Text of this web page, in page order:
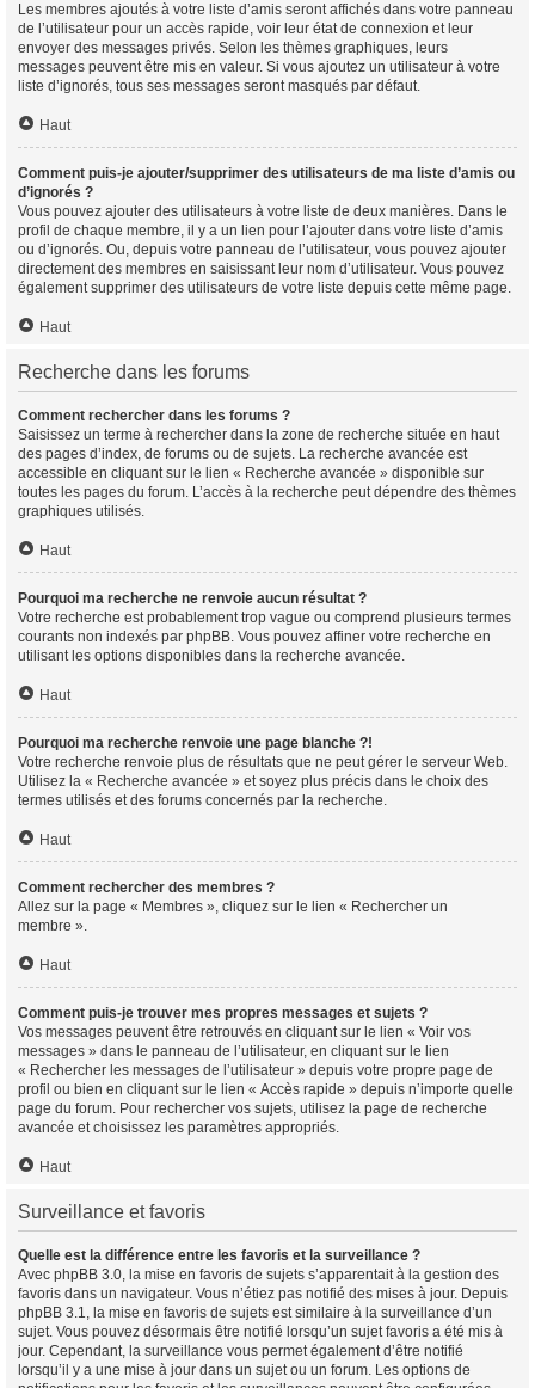
Les membres ajoutés à votre liste d’amis seront affichés dans votre panneau
de l’utilisateur pour un accès rapide, voir leur état de connexion et leur
envoyer des messages privés. Selon les thèmes graphiques, leurs
messages peuvent être mis en valeur. Si vous ajoutez un utilisateur à votre
liste d’ignorés, tous ses messages seront masqués par défaut.
Haut
Comment puis-je ajouter/supprimer des utilisateurs de ma liste d’amis ou
d’ignorés ?
Vous pouvez ajouter des utilisateurs à votre liste de deux manières. Dans le
profil de chaque membre, il y a un lien pour l’ajouter dans votre liste d’amis
ou d’ignorés. Ou, depuis votre panneau de l’utilisateur, vous pouvez ajouter
directement des membres en saisissant leur nom d’utilisateur. Vous pouvez
également supprimer des utilisateurs de votre liste depuis cette même page.
Haut
Recherche dans les forums
Comment rechercher dans les forums ?
Saisissez un terme à rechercher dans la zone de recherche située en haut
des pages d’index, de forums ou de sujets. La recherche avancée est
accessible en cliquant sur le lien « Recherche avancée » disponible sur
toutes les pages du forum. L’accès à la recherche peut dépendre des thèmes
graphiques utilisés.
Haut
Pourquoi ma recherche ne renvoie aucun résultat ?
Votre recherche est probablement trop vague ou comprend plusieurs termes
courants non indexés par phpBB. Vous pouvez affiner votre recherche en
utilisant les options disponibles dans la recherche avancée.
Haut
Pourquoi ma recherche renvoie une page blanche ?!
Votre recherche renvoie plus de résultats que ne peut gérer le serveur Web.
Utilisez la « Recherche avancée » et soyez plus précis dans le choix des
termes utilisés et des forums concernés par la recherche.
Haut
Comment rechercher des membres ?
Allez sur la page « Membres », cliquez sur le lien « Rechercher un
membre ».
Haut
Comment puis-je trouver mes propres messages et sujets ?
Vos messages peuvent être retrouvés en cliquant sur le lien « Voir vos
messages » dans le panneau de l’utilisateur, en cliquant sur le lien
« Rechercher les messages de l’utilisateur » depuis votre propre page de
profil ou bien en cliquant sur le lien « Accès rapide » depuis n’importe quelle
page du forum. Pour rechercher vos sujets, utilisez la page de recherche
avancée et choisissez les paramètres appropriés.
Haut
Surveillance et favoris
Quelle est la différence entre les favoris et la surveillance ?
Avec phpBB 3.0, la mise en favoris de sujets s’apparentait à la gestion des
favoris dans un navigateur. Vous n’étiez pas notifié des mises à jour. Depuis
phpBB 3.1, la mise en favoris de sujets est similaire à la surveillance d’un
sujet. Vous pouvez désormais être notifié lorsqu’un sujet favoris a été mis à
jour. Cependant, la surveillance vous permet également d’être notifié
lorsqu’il y a une mise à jour dans un sujet ou un forum. Les options de